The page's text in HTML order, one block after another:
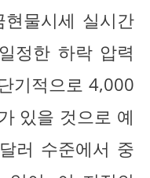
물시세 실시간
정한 하락 압력
기적으로 4,000
있을 것으로 예
러 수준에서 중